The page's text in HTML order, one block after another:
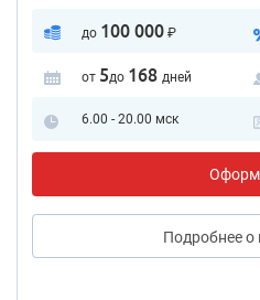
до 100 000₽
от 5до 168 дней
6.00 - 20.00 мск
Подробнеео